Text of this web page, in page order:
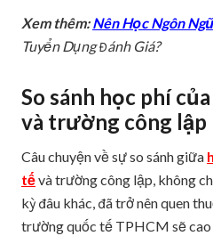
Xem thêm: Nên Học Ngôn
Tuyển Dụng Đánh Giá?
So sánh học phí
và trường công lập
Câu chuyện về sự so sánh giữa
tếvà trường công lập, không
kỳ đâu khác, đã trở nên quen
trường quốc tế TPHCM sẽ